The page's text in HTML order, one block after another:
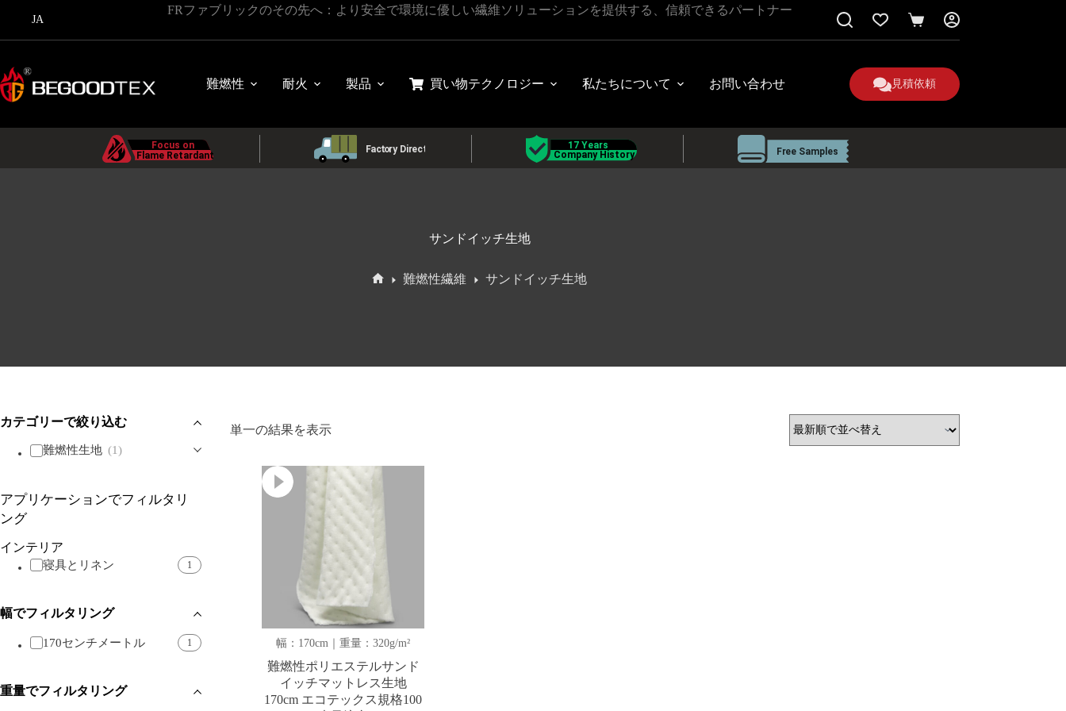
テ
ツ
に
ス
JA
FRファブリックのその先へ：より安全で環境に優しい繊維ソリューションを提供する、信頼できるパートナー
シ
ョ
ピ
ン
カ
難燃性 耐火 製品 買い物テクノロジー 私たちについて お問い合わせ 見積依頼
サンドイッチ生地
難燃性繊維 サンドイッチ生地
単一の結果を表示
幅：170cm｜重量：320g/m²
難燃性ポリエステルサンド
イッチマットレス生地
170cm エコテックス規格100
カテゴリーで絞り込む
難燃性生地 (1)
アプリケーションでフィルタリ
ング
インテリア
寝具とリネン 1
幅でフィルタリング
170センチメートル 1
重量でフィルタリング